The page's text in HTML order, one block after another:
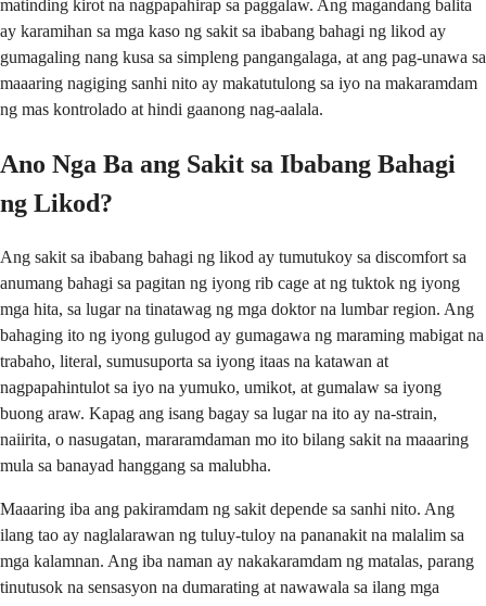
matinding kirot na nagpapahirap sa paggalaw. Ang magandang balita
ay karamihan sa mga kaso ng sakit sa ibabang bahagi ng likod ay
gumagaling nang kusa sa simpleng pangangalaga, at ang pag-unawa sa
maaaring nagiging sanhi nito ay makatutulong sa iyo na makaramdam
ng mas kontrolado at hindi gaanong nag-aalala.
Ano Nga Ba ang Sakit sa Ibabang Bahagi
ng Likod?
Ang sakit sa ibabang bahagi ng likod ay tumutukoy sa discomfort sa
anumang bahagi sa pagitan ng iyong rib cage at ng tuktok ng iyong
mga hita, sa lugar na tinatawag ng mga doktor na lumbar region. Ang
bahaging ito ng iyong gulugod ay gumagawa ng maraming mabigat na
trabaho, literal, sumusuporta sa iyong itaas na katawan at
nagpapahintulot sa iyo na yumuko, umikot, at gumalaw sa iyong
buong araw. Kapag ang isang bagay sa lugar na ito ay na-strain,
naiirita, o nasugatan, mararamdaman mo ito bilang sakit na maaaring
mula sa banayad hanggang sa malubha.
Maaaring iba ang pakiramdam ng sakit depende sa sanhi nito. Ang
ilang tao ay naglalarawan ng tuluy-tuloy na pananakit na malalim sa
mga kalamnan. Ang iba naman ay nakakaramdam ng matalas, parang
tinutusok na sensasyon na dumarating at nawawala sa ilang mga